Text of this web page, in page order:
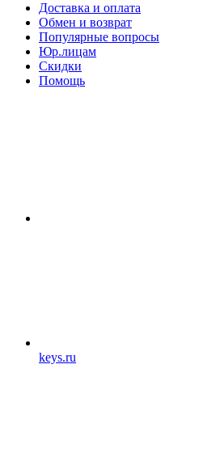
Доставка и оплата
Обмен и возврат
Популярные вопросы
Юр.лицам
Скидки
Помощь
keys.ru